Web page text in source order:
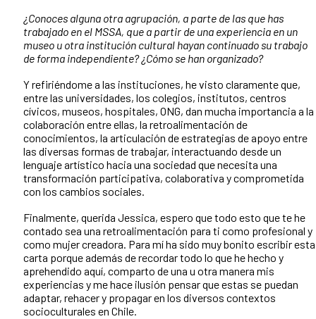
¿Conoces alguna otra agrupación, a parte de las que has
trabajado en el MSSA, que a partir de una experiencia en un
museo u otra institución cultural hayan continuado su trabajo
de forma independiente? ¿Cómo se han organizado?
Y refiriéndome a las instituciones, he visto claramente que,
entre las universidades, los colegios, institutos, centros
cívicos, museos, hospitales, ONG, dan mucha importancia a la
colaboración entre ellas, la retroalimentación de
conocimientos, la articulación de estrategias de apoyo entre
las diversas formas de trabajar, interactuando desde un
lenguaje artístico hacia una sociedad que necesita una
transformación participativa, colaborativa y comprometida
con los cambios sociales.
Finalmente, querida Jessica, espero que todo esto que te he
contado sea una retroalimentación para ti como profesional y
como mujer creadora. Para mí ha sido muy bonito escribir esta
carta porque además de recordar todo lo que he hecho y
aprehendido aquí, comparto de una u otra manera mis
experiencias y me hace ilusión pensar que estas se puedan
adaptar, rehacer y propagar en los diversos contextos
socioculturales en Chile.